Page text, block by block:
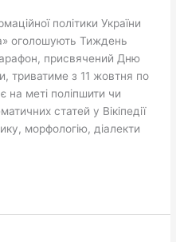
політики України
оголошують Тиждень
присвячений Дню
триватиме з 11 жовтня по
на меті поліпшити чи
статей у Вікіпедії
морфологію, діалекти